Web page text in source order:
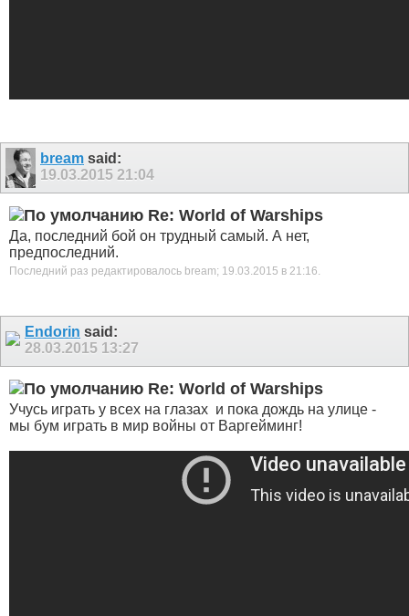
bream said:
19.03.2015 21:04
Re: World of Warships
Да, последний бой он трудный самый. А нет,
предпоследний.
Последний раз редактировалось bream; 19.03.2015 в 21:16
Endorin said:
28.03.2015 13:27
Re: World of Warships
Учусь играть у всех на глазах и пока дождь на улице -
мы бум играть в мир войны от Варгейминг!